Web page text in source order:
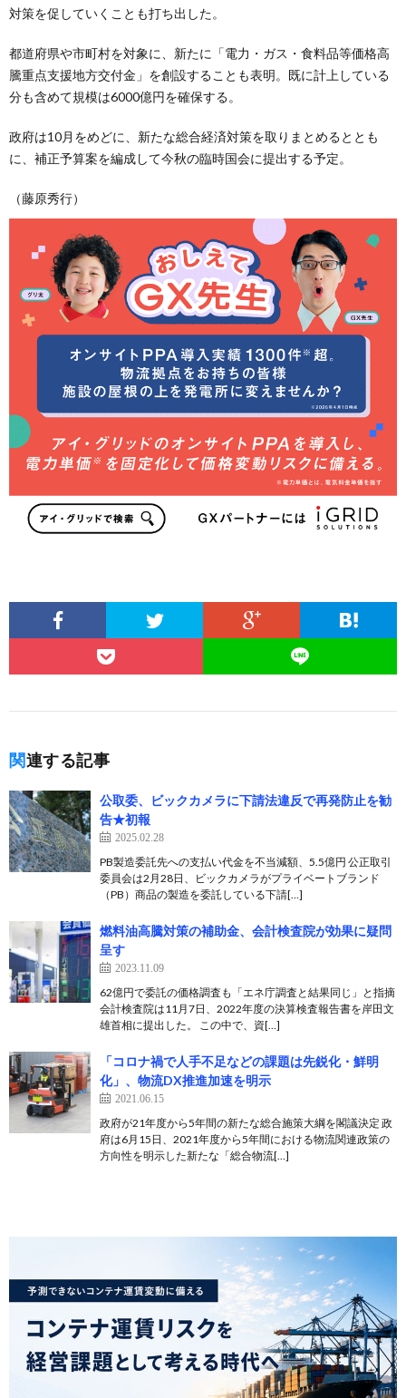
対策を促していくことも打ち出した。
都道府県や市町村を対象に、新たに「電力・ガス・食料品等価格高
騰重点支援地方交付金」を創設することも表明。既に計上している
分も含めて規模は6000億円を確保する。
政府は10月をめどに、新たな総合経済対策を取りまとめるととも
に、補正予算案を編成して今秋の臨時国会に提出する予定。
（藤原秀行）
関連する記事
公取委、ビックカメラに下請法違反で再発防止を勧
告★初報
2025.02.28
PB製造委託先への支払い代金を不当減額、5.5億円 公正取引
委員会は2月28日、ビックカメラがプライベートブランド
（PB）商品の製造を委託している下請[…]
燃料油高騰対策の補助金、会計検査院が効果に疑問
呈す
2023.11.09
62億円で委託の価格調査も「エネ庁調査と結果同じ」と指摘
会計検査院は11月7日、2022年度の決算検査報告書を岸田文
雄首相に提出した。 この中で、資[…]
「コロナ禍で人手不足などの課題は先鋭化・鮮明
化」、物流DX推進加速を明示
2021.06.15
政府が21年度から5年間の新たな総合施策大綱を閣議決定 政
府は6月15日、2021年度から5年間における物流関連政策の
方向性を明示した新たな「総合物流[…]